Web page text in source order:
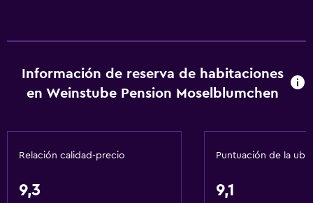
Gel de ducha
Papeleras
Ducha
Tina de baño
Información de reserva de habitaciones
en Weinstube Pension Moselblumchen
Relación calidad-precio
9,3
Puntuación de la
9,1